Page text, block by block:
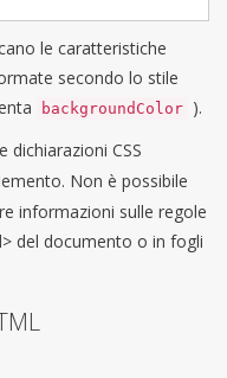
le caratteristiche
secondo lo stile
backgroundColor ).
dichiarazioni CSS
Non è possibile
informazioni sulle regole
del documento o in fogli